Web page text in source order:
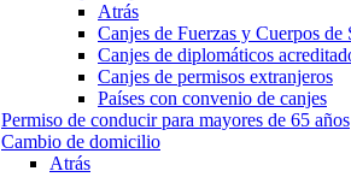
Atrás
Canjes de Fuerzas y Cuerpos de
Canjes de diplomáticos
Canjes de permisos extranjeros
Países con convenio de canjes
Permiso de conducir para mayores de 65 años
Cambio de domicilio
Atrás